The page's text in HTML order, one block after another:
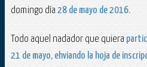
domingo día 28 de mayo de 2016.
Todo aquel nadador que quiera
21 de mayo, ehviando la hoja de